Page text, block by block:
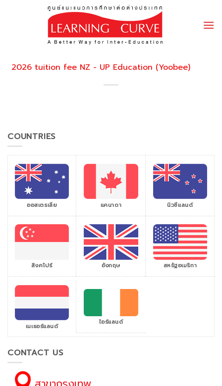
2026 tuition fee NZ - UP Education (Yoobee)
COUNTRIES
ออสเตรเลีย แคนาดา นิวซีแลนด์
สิงคโปร์ อังกฤษ สหรัฐอเมริกา
เนเธอร์แลนด์ ไอร์แลนด์
CONTACT US